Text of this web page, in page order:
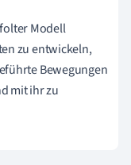
Modell
zu entwickeln,
Bewegungen
mit ihr zu